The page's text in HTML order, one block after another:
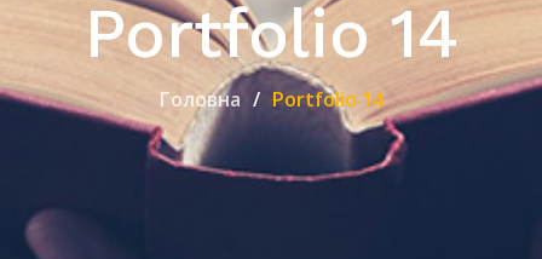
Portfolio 14
Головна Portfolio 14